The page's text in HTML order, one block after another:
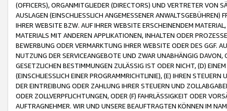
(OFFICERS), ORGANMITGLIEDER (DIRECTORS) UND VERTRETER VON
AUSLAGEN (EINSCHLIESSLICH ANGEMESSENER
IHRER WEBSITE BZW. AUF IHRER WEBSITE ERSCHEINENDEM
MATERIALS MIT ANDEREN APPLIKATIONEN, INHALTEN ODER
BEWERBUNG ODER VERMARKTUNG IHRER WEBSITE ODER DES GGF.
NUTZUNG DER SERVICEANGEBOTE UND ZWAR UNABHÄNGIG
GESETZLICHEN BESTIMMUNGEN ZULÄSSIG IST ODER NICHT, (D)
(EINSCHLIESSLICH EINER PROGRAMMRICHTLINIE), (E) IHREN
DER EINTREIBUNG ODER ZAHLUNG IHRER STEUERN UND
ODER ZOLLVERPFLICHTUNGEN, ODER (F) FAHRLÄSSIGKEIT ODER
AUFTRAGNEHMER. WIR UND UNSERE BEAUFTRAGTEN KÖNNEN IM